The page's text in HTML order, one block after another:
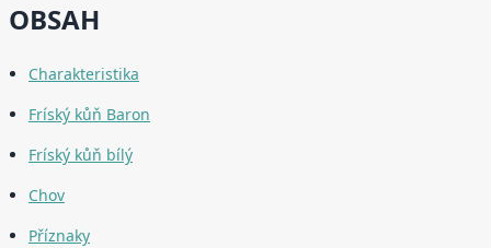
OBSAH
Charakteristika
Fríský kůň Baron
Fríský kůň bílý
Chov
Příznaky